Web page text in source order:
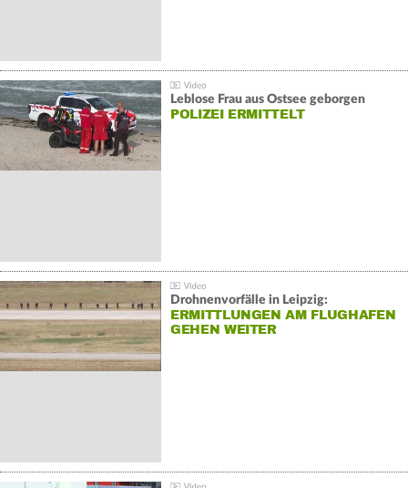
Leblose Frau aus Ostsee geborgen
POLIZEI ERMITTELT
Drohnenvorfälle in Leipzig:
ERMITTLUNGEN AM FLUGHAFEN
GEHEN WEITER